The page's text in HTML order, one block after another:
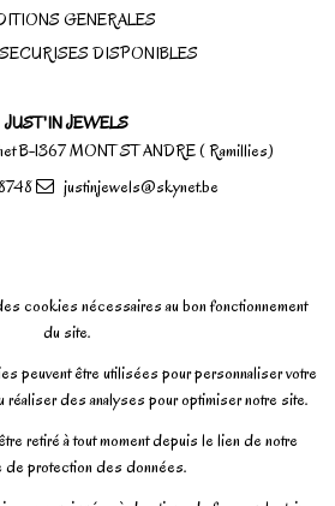
GENERALES
DISPONIBLES
JUST'IN JEWELS
B-1367 MONT ST ANDRE ( Ramillies)
justinjewels@skynet.be
cookies nécessaires au bon fonctionnement
du site.
peuvent être utilisées pour personnaliser votre
réaliser des analyses pour optimiser notre site.
retiré à tout moment depuis le lien de notre
de protection des données.